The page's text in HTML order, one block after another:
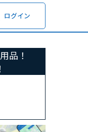
ログイン
品！